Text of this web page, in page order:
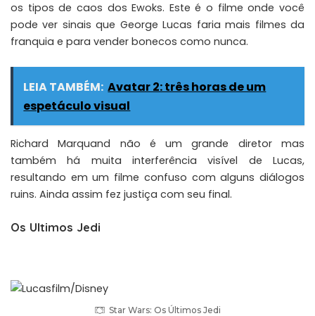
os tipos de caos dos Ewoks. Este é o filme onde você
pode ver sinais que George Lucas faria mais filmes da
franquia e para vender bonecos como nunca.
LEIA TAMBÉM: Avatar 2: três horas de um
espetáculo visual
Richard Marquand não é um grande diretor mas
também há muita interferência visível de Lucas,
resultando em um filme confuso com alguns diálogos
ruins. Ainda assim fez justiça com seu final.
Os Ultimos Jedi
Star Wars: Os Últimos Jedi